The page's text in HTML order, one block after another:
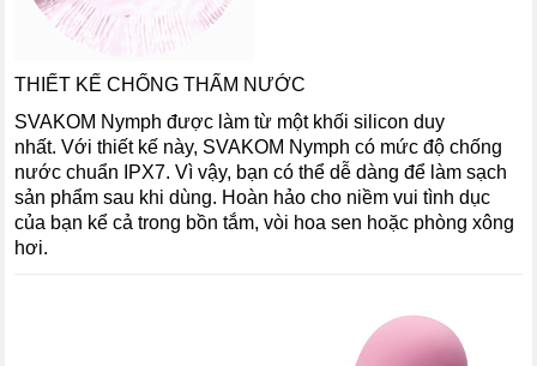
THIẾT KẾ CHỐNG THẤM NƯỚC
SVAKOM Nymph được làm từ một khối silicon duy
nhất. Với thiết kế này, SVAKOM Nymph có mức độ chống
nước chuẩn IPX7. Vì vậy, bạn có thể dễ dàng để làm sạch
sản phẩm sau khi dùng. Hoàn hảo cho niềm vui tình dục
của bạn kể cả trong bồn tắm, vòi hoa sen hoặc phòng xông
hơi.